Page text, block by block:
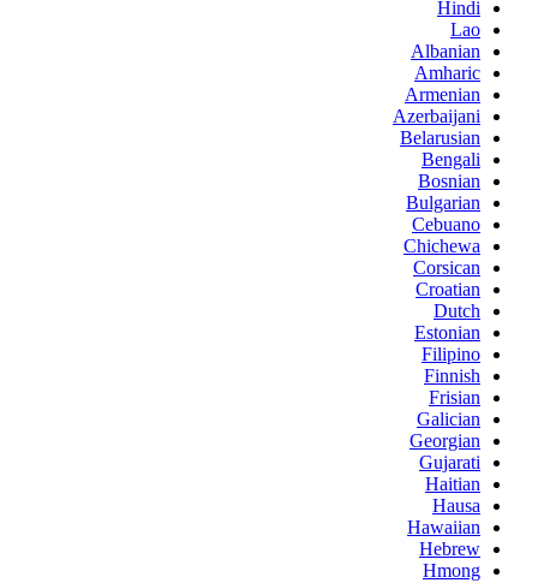
Hindi
Lao
Albanian
Amharic
Armenian
Azerbaijani
Belarusian
Bengali
Bosnian
Bulgarian
Cebuano
Chichewa
Corsican
Croatian
Dutch
Estonian
Filipino
Finnish
Frisian
Galician
Georgian
Gujarati
Haitian
Hausa
Hawaiian
Hebrew
Hmong